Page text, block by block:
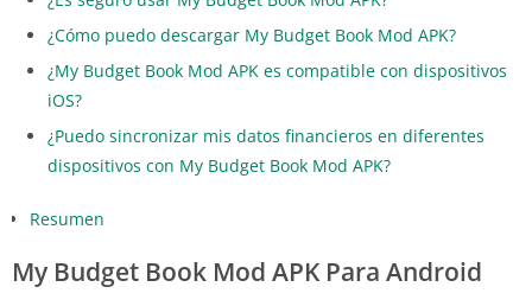
¿Cómo puedo descargar My Budget Book Mod APK?
¿My Budget Book Mod APK es compatible con dispositivos
iOS?
¿Puedo sincronizar mis datos financieros en diferentes
dispositivos con My Budget Book Mod APK?
Resumen
My Budget Book Mod APK Para Android